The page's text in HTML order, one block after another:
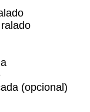
(opcional)